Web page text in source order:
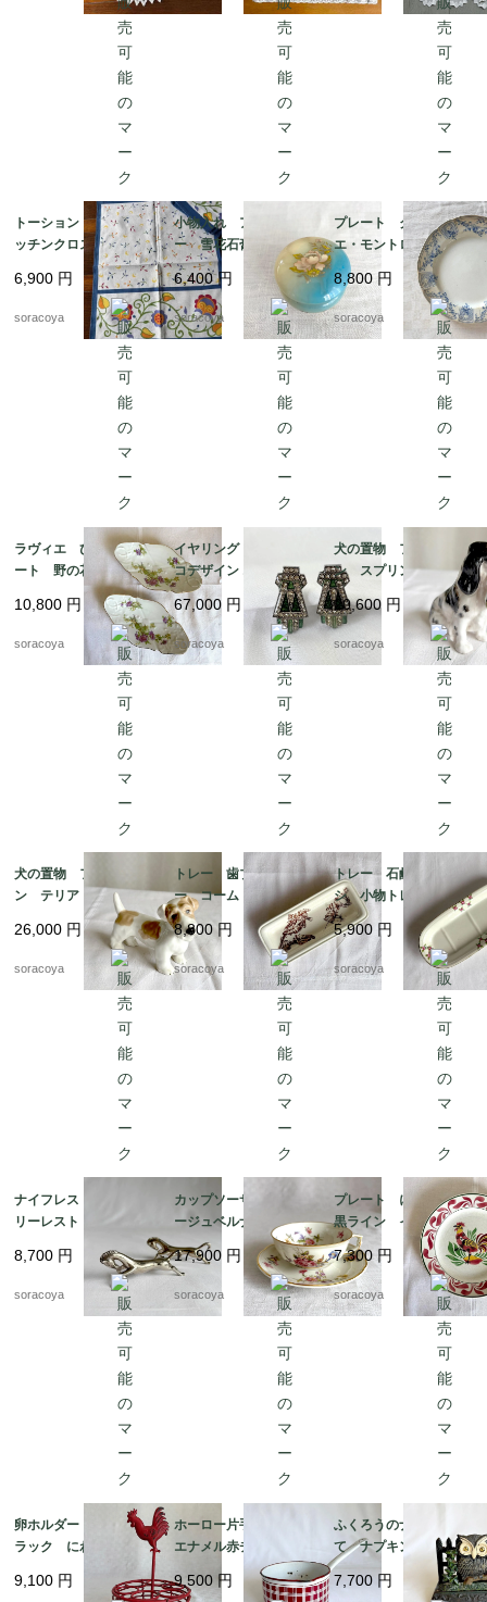
トーション ２枚組 キ
ッチンクロス テーブ
ルマット イタリア
製 レトロ カラフル
ヴィンテージ 12clem
6,900 円
soracoya
小物入れ アラバスタ
ー 雪花石膏 イタリ
ア製 天然石 花プリ
ント
6,400円
soracoya
プレート クレイユ・
エ・モントロー 平皿 蔦
レリーフ デザート
19twm84-2
8,800円
soracoya
ラヴィエ ひし形プレ
ート 野の花 オード
ブル プチガトー お
やつおつまみ 2枚セッ
10,800 円
soracoya
イヤリング アールデ
コデザイン エメラルド
グリーン エナメル加
工 12acen27
67,000 円
soracoya
犬の置物 フィギュリ
ン スプリンガースパ
ニエルとキジ 猟犬
ロイヤルドルトン 19
otm43-2
20,600 円
soracoya
犬の置物 フィギュリ
ン テリア 陶器製
ロイヤルドックス 19
otm43
26,000 円
soracoya
トレー 歯ブラシトレ
ー コームトレー 細
長陶器皿 植物画 ボ
タニカル 19otm25
8,800円
soracoya
トレー 石鹸 歯ブラ
シ 小物トレー オン
ナング窯 19twm8-2
5,900 円
soracoya
ナイフレスト カトラ
リーレスト 箸置きに
セット 12twew10
8,700 円
soracoya
カップソーサー リモ
ージュベルナルド フ
ローラル 金彩 ヴィ
ンテージ 12twep3
17,900 円
soracoya
プレート にわとり
黒ライン イエローポ
イント 飾り皿 雄
鶏 リュネビル 19twm
22
7,300円
soracoya
卵ホルダー ワイヤー
ラック にわとり 雄
ヤーエッグバスケット
9,100 円
ホーロー片手鍋 白
エナメル赤チェック
ダミエ BB社 19kw
m11
9,500 円
ふくろうのナプキンた
て ナプキンスタン
ド ナプキンホルダ
ー アイアン 鉄製
7,700 円